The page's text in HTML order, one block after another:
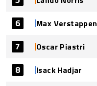
6 Max Verstappen
7 Oscar Piastri
8 Isack Hadjar